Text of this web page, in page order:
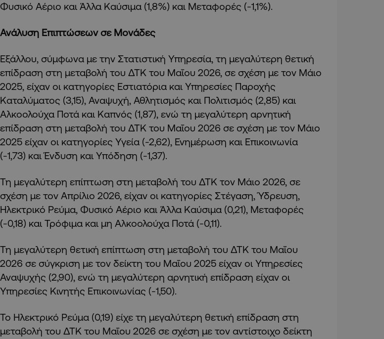
Φυσικό Αέριο και Άλλα Καύσιμα (1,8%) και Μεταφορές (-1,1%).
Ανάλυση Επιπτώσεων σε Μονάδες
Εξάλλου, σύμφωνα με την Στατιστική Υπηρεσία, τη μεγαλύτερη θετική
επίδραση στη μεταβολή του ΔΤΚ του Μαΐου 2026, σε σχέση με τον Μάιο
2025, είχαν οι κατηγορίες Εστιατόρια και Υπηρεσίες Παροχής
Καταλύματος (3,15), Αναψυχή, Αθλητισμός και Πολιτισμός (2,85) και
Αλκοολούχα Ποτά και Καπνός (1,87), ενώ τη μεγαλύτερη αρνητική
επίδραση στη μεταβολή του ΔΤΚ του Μαΐου 2026 σε σχέση με τον Μάιο
2025 είχαν οι κατηγορίες Υγεία (-2,62), Ενημέρωση και Επικοινωνία
(-1,73) και Ένδυση και Υπόδηση (-1,37).
Τη μεγαλύτερη επίπτωση στη μεταβολή του ΔΤΚ τον Μάιο 2026, σε
σχέση με τον Απρίλιο 2026, είχαν οι κατηγορίες Στέγαση, Ύδρευση,
Ηλεκτρικό Ρεύμα, Φυσικό Αέριο και Άλλα Καύσιμα (0,21), Μεταφορές
(-0,18) και Τρόφιμα και μη Αλκοολούχα Ποτά (-0,11).
Τη μεγαλύτερη θετική επίπτωση στη μεταβολή του ΔΤΚ του Μαΐου
2026 σε σύγκριση με τον δείκτη του Μαΐου 2025 είχαν οι Υπηρεσίες
Αναψυχής (2,90), ενώ τη μεγαλύτερη αρνητική επίδραση είχαν οι
Υπηρεσίες Κινητής Επικοινωνίας (-1,50).
Το Ηλεκτρικό Ρεύμα (0,19) είχε τη μεγαλύτερη θετική επίδραση στη
μεταβολή του ΔΤΚ του Μαΐου 2026 σε σχέση με τον αντίστοιχο δείκτη